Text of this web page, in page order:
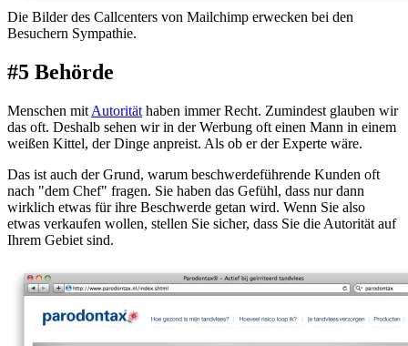
Die Bilder des Callcenters von Mailchimp erwecken bei den
Besuchern Sympathie.
#5 Behörde
Menschen mit Autorität haben immer Recht. Zumindest glauben wir
das oft. Deshalb sehen wir in der Werbung oft einen Mann in einem
weißen Kittel, der Dinge anpreist. Als ob er der Experte wäre.
Das ist auch der Grund, warum beschwerdeführende Kunden oft
nach "dem Chef" fragen. Sie haben das Gefühl, dass nur dann
wirklich etwas für ihre Beschwerde getan wird. Wenn Sie also
etwas verkaufen wollen, stellen Sie sicher, dass Sie die Autorität auf
Ihrem Gebiet sind.